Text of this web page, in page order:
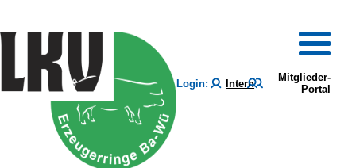
Login: Intern
Mitglieder-
Portal